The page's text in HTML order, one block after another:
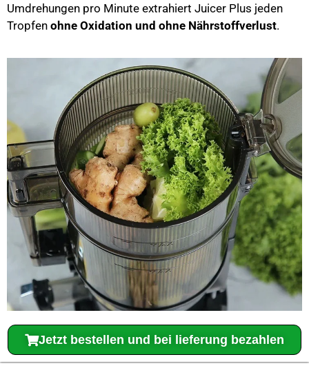
Umdrehungen pro Minute extrahiert Juicer Plus jeden
Tropfen ohne Oxidation und ohne Nährstoffverlust.
Jetzt bestellen und bei lieferung bezahlen